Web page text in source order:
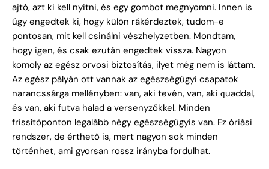
ajtó, azt ki kell nyitni, és egy gombot megnyomni. Innen is
úgy engedtek ki, hogy külön rákérdeztek, tudom-e
pontosan, mit kell csinálni vészhelyzetben. Mondtam,
hogy igen, és csak ezután engedtek vissza. Nagyon
komoly az egész orvosi biztosítás, ilyet még nem is láttam.
Az egész pályán ott vannak az egészségügyi csapatok
narancssárga mellényben: van, aki tevén, van, aki quaddal,
és van, aki futva halad a versenyzőkkel. Minden
frissítőponton legalább négy egészségügyis van. Ez óriási
rendszer, de érthető is, mert nagyon sok minden
történhet, ami gyorsan rossz irányba fordulhat.